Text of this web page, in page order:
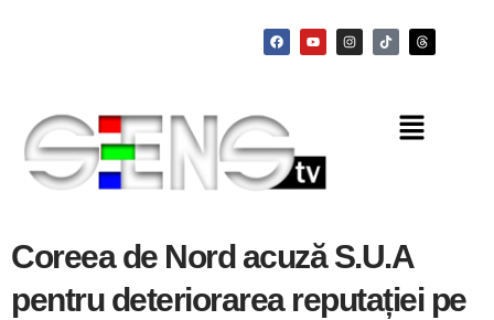
Coreea de Nord acuză S.U.A
pentru deteriorarea reputației pe